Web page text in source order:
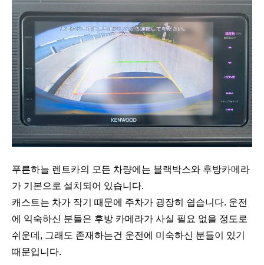
푸른하늘 렌트카의 모든 차량에는 블랙박스와 후방카메라
가 기본으로 설치되어 있습니다.
캐스트는 차가 작기 때문에 주차가 굉장히 쉽습니다. 운전
에 익숙하신 분들은 후방 카메라가 사실 필요 없을 정도로
쉬운데, 그래도 존재하는건 운전에 미숙하신 분들이 있기
때문입니다.